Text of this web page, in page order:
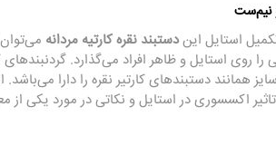
استایل ایندستبند نقره کارتیه مردانه
را روی استایل و ظاهر افراد می‌گذارد.
همانند دستبندهای کارتیر نقره را دارا
اکسسوری در استایل و نکاتی در مورد یکی از